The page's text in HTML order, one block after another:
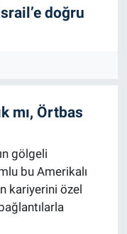
doğru
mı, Örtbas
gölgeli
bu Amerikalı
kariyerini özel